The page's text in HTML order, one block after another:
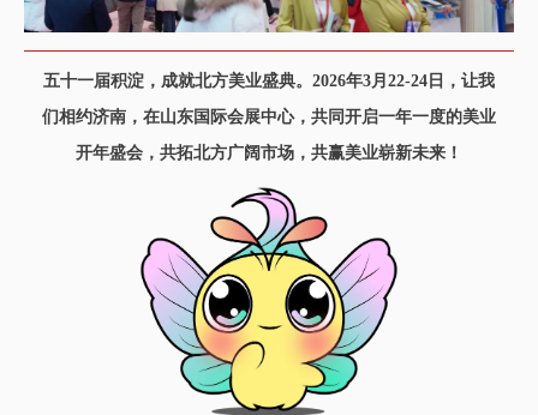
五十一届积淀，成就北方美业盛典。2026年3月22-24日，让我
们相约济南，在山东国际会展中心，共同开启一年一度的美业
开年盛会，共拓北方广阔市场，共赢美业崭新未来！